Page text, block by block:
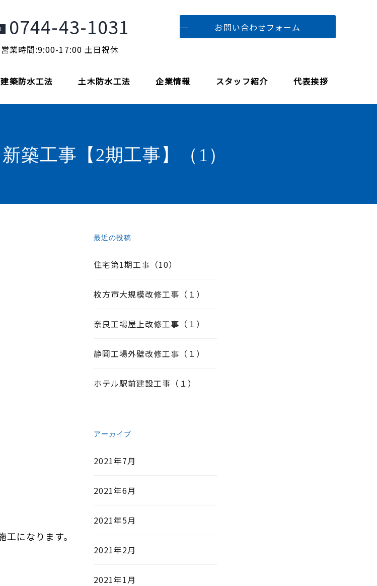
0744-43-1031
営業時間:9:00-17:00 土日祝休
お問い合わせフォーム
建築防水工法 土木防水工法 企業情報 スタッフ紹介 代表挨拶
築工事【2期工事】（1）
になります。
最近の投稿
住宅第1期工事（10）
枚方市大規模改修工事（１）
奈良工場屋上改修工事（１）
静岡工場外壁改修工事（１）
ホテル駅前建設工事（１）
アーカイブ
2021年7月
2021年6月
2021年5月
2021年2月
2021年1月